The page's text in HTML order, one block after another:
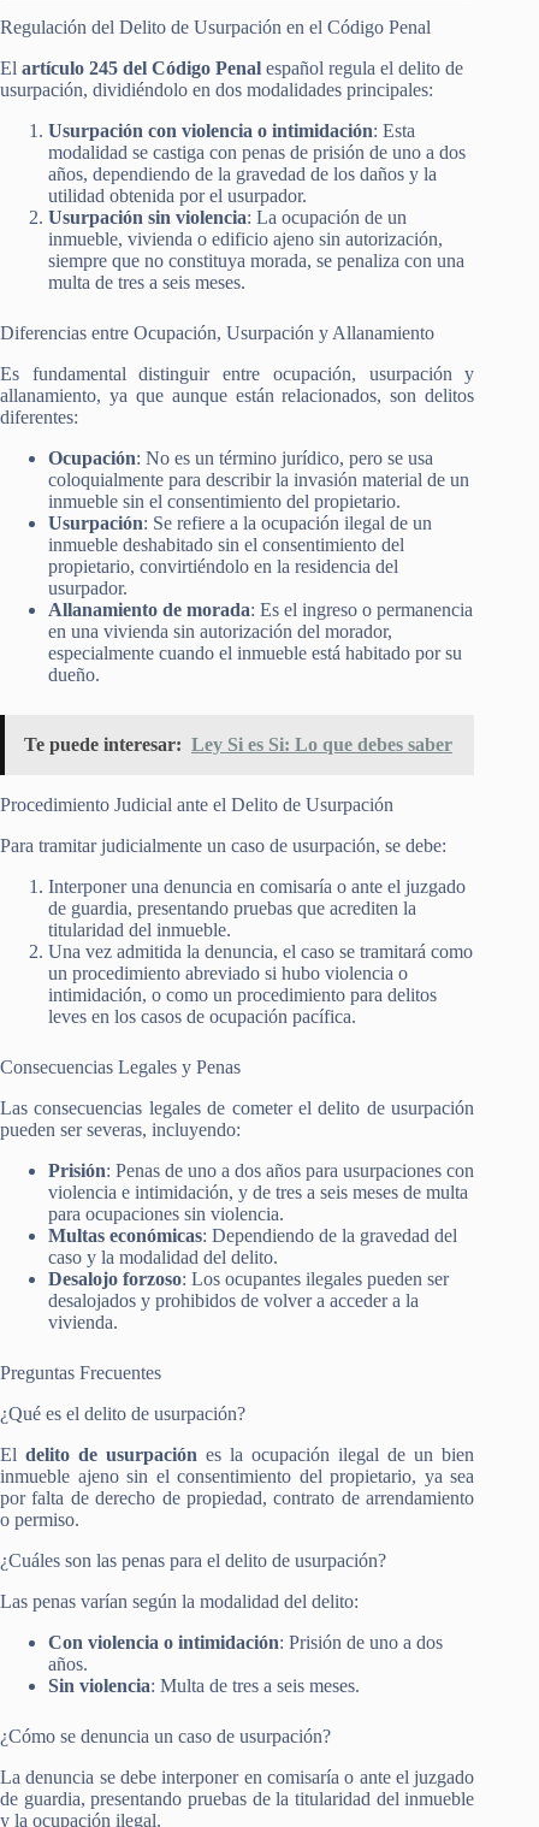
Regulación del Delito de Usurpación en el Código Penal
El artículo 245 del Código Penal español regula el delito de
usurpación, dividiéndolo en dos modalidades principales:
Usurpación con violencia o intimidación: Esta
modalidad se castiga con penas de prisión de uno a dos
años, dependiendo de la gravedad de los daños y la
utilidad obtenida por el usurpador.
Usurpación sin violencia: La ocupación de un
inmueble, vivienda o edificio ajeno sin autorización,
siempre que no constituya morada, se penaliza con una
multa de tres a seis meses.
Diferencias entre Ocupación, Usurpación y Allanamiento
Es fundamental distinguir entre ocupación, usurpación y
allanamiento, ya que aunque están relacionados, son delitos
diferentes:
Ocupación: No es un término jurídico, pero se usa
coloquialmente para describir la invasión material de un
inmueble sin el consentimiento del propietario.
Usurpación: Se refiere a la ocupación ilegal de un
inmueble deshabitado sin el consentimiento del
propietario, convirtiéndolo en la residencia del
usurpador.
Allanamiento de morada: Es el ingreso o permanencia
en una vivienda sin autorización del morador,
especialmente cuando el inmueble está habitado por su
dueño.
Te puede interesar: Ley Si es Si: Lo que debes saber
Procedimiento Judicial ante el Delito de Usurpación
Para tramitar judicialmente un caso de usurpación, se debe:
Interponer una denuncia en comisaría o ante el juzgado
de guardia, presentando pruebas que acrediten la
titularidad del inmueble.
Una vez admitida la denuncia, el caso se tramitará como
un procedimiento abreviado si hubo violencia o
intimidación, o como un procedimiento para delitos
leves en los casos de ocupación pacífica.
Consecuencias Legales y Penas
Las consecuencias legales de cometer el delito de usurpación
pueden ser severas, incluyendo:
Prisión: Penas de uno a dos años para usurpaciones con
violencia e intimidación, y de tres a seis meses de multa
para ocupaciones sin violencia​.
Multas económicas: Dependiendo de la gravedad del
caso y la modalidad del delito.
Desalojo forzoso: Los ocupantes ilegales pueden ser
desalojados y prohibidos de volver a acceder a la
vivienda.
Preguntas Frecuentes
¿Qué es el delito de usurpación?
Eldelito de usurpación es la ocupación ilegal de un bien
inmueble ajeno sin el consentimiento del propietario, ya sea
por falta de derecho de propiedad, contrato de arrendamiento
o permiso.
¿Cuáles son las penas para el delito de usurpación?
Las penas varían según la modalidad del delito:
Con violencia o intimidación: Prisión de uno a dos
años.
Sin violencia: Multa de tres a seis meses.
¿Cómo se denuncia un caso de usurpación?
La denuncia se debe interponer en comisaría o ante el juzgado
de guardia, presentando pruebas de la titularidad del inmueble
y la ocupación ilegal​.